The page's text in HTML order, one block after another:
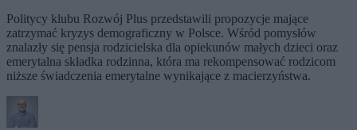
Politycy klubu Rozwój Plus przedstawili propozycje mające
zatrzymać kryzys demograficzny w Polsce. Wśród pomysłów
znalazły się pensja rodzicielska dla opiekunów małych dzieci oraz
emerytalna składka rodzinna, która ma rekompensować rodzicom
niższe świadczenia emerytalne wynikające z macierzyństwa.